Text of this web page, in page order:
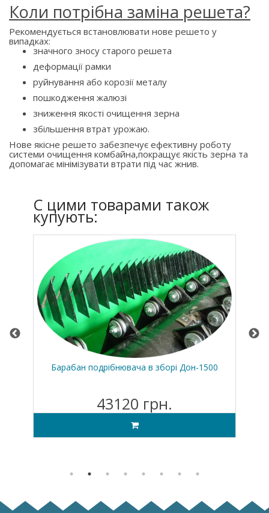
Коли потрібна заміна решета?
Рекомендується встановлювати нове решето у
випадках:
значного зносу старого решета
деформації рамки
руйнування або корозії металу
пошкодження жалюзі
зниження якості очищення зерна
збільшення втрат урожаю.
Нове якісне решето забезпечує ефективну роботу
системи очищення комбайна,покращує якість зерна та
допомагає мінімізувати втрати під час жнив.
C цими товарами також
купують:
Барабан подрібнювача в зборі Дон-1500
43120 грн.